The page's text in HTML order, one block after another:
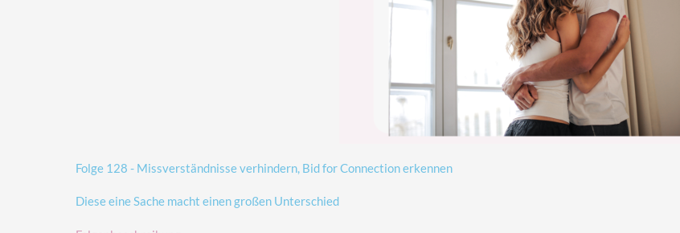
Folge 128 - Missverständnisse verhindern, Bid for Connection erkennen
Diese eine Sache macht einen großen Unterschied